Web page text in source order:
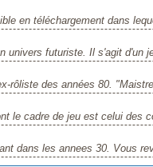
en téléchargement dans
univers futuriste. Il s'agit d'un
rôliste des années 80.
le cadre de jeu est celui des
dans les annees 30. Vous